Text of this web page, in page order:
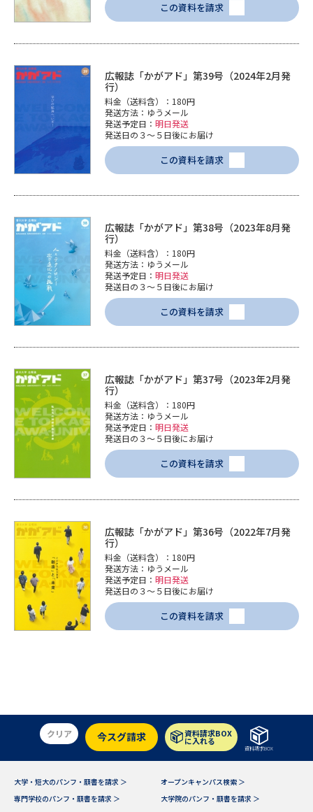
この資料を請求
広報誌「かがアド」第39号（2024年2月発
行）
料金（送料含）：180円
発送方法：ゆうメール
発送予定日： 明日発送
発送日の３～５日後にお届け
この資料を請求
広報誌「かがアド」第38号（2023年8月発
行）
料金（送料含）：180円
発送方法：ゆうメール
発送予定日： 明日発送
発送日の３～５日後にお届け
この資料を請求
広報誌「かがアド」第37号（2023年2月発
行）
料金（送料含）：180円
発送方法：ゆうメール
発送予定日： 明日発送
発送日の３～５日後にお届け
この資料を請求
広報誌「かがアド」第36号（2022年7月発
行）
料金（送料含）：180円
発送方法：ゆうメール
発送予定日： 明日発送
発送日の３～５日後にお届け
この資料を請求
クリア 今スグ請求 資料請求BOX
に入れる
資料請求BOX
大学・短大のパンフ・願書を請求 ＞
オープンキャンパス検索 ＞
専門学校のパンフ・願書を請求 ＞
大学院のパンフ・願書を請求 ＞